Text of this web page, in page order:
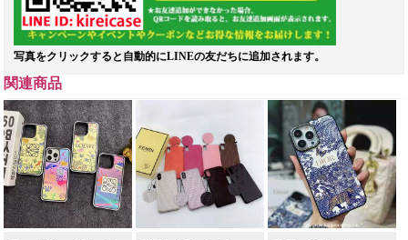
写真をクリックすると自動的にLINEの友だちに追加されます。
関連商品